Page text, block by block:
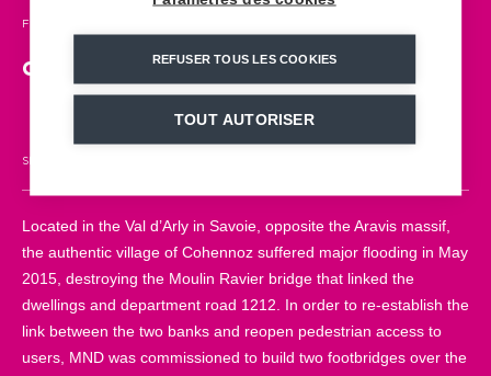
FOOTBRIDGE
Connecting remote destinations
SKYWALK
Located in the Val d’Arly in Savoie, opposite the Aravis massif,
the authentic village of Cohennoz suffered major flooding in May
2015, destroying the Moulin Ravier bridge that linked the
dwellings and department road 1212. In order to re-establish the
link between the two banks and reopen pedestrian access to
users, MND was commissioned to build two footbridges over the
REFUSER TOUS LES COOKIES
TOUT AUTORISER